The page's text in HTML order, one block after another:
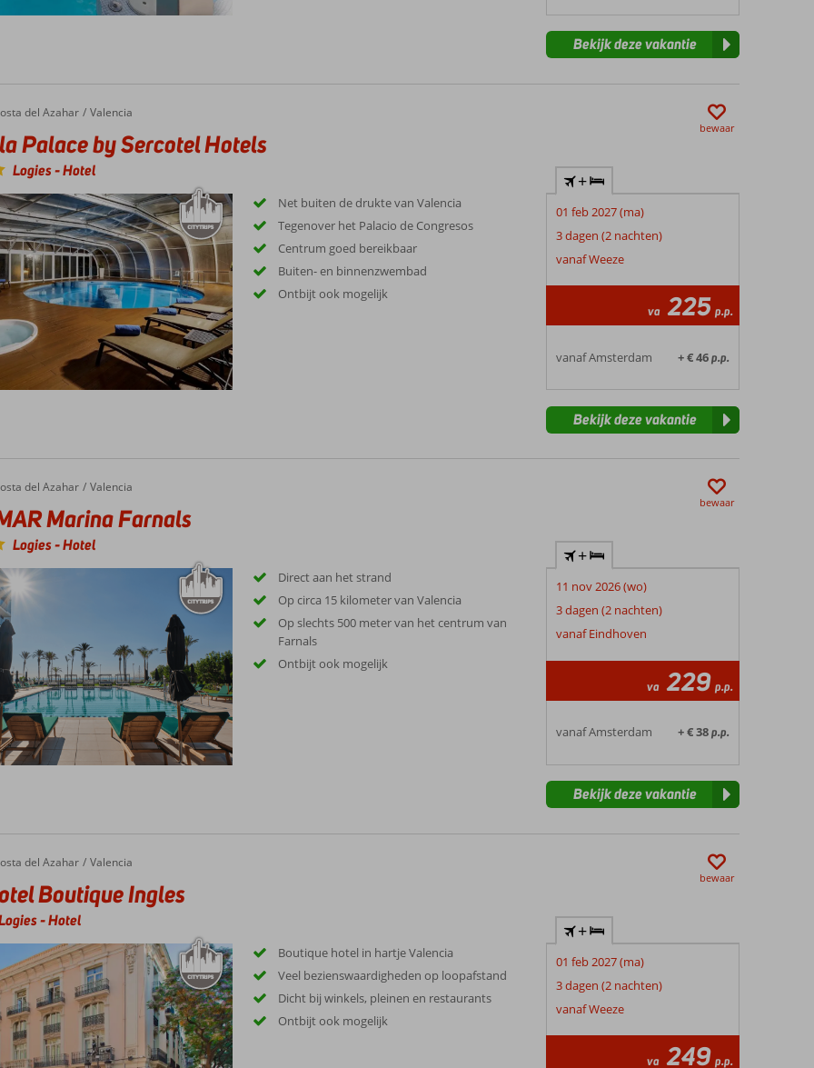
Bekijk deze vakantie
del Azahar Valencia
Palace by Sercotel Hotels
Logies-Hotel
bewaar
Net buiten de drukte van Valencia
Tegenover het Palacio de Congresos
Centrum goed bereikbaar
Buiten- en binnenzwembad
Ontbijt ook mogelijk
+
01 feb 2027 (ma)
3 dagen (2 nachten)
vanaf Weeze
va 225 p.p.
vanaf Amsterdam + € 46p.p.
Bekijk deze vakantie
del Azahar Valencia
Marina Farnals
Logies-Hotel
bewaar
Direct aan het strand
Op circa 15 kilometer van Valencia
Op slechts 500 meter van het centrum van
Farnals
Ontbijt ook mogelijk
+
11 nov 2026 (wo)
3 dagen (2 nachten)
vanaf Eindhoven
va 229 p.p.
vanaf Amsterdam + € 38p.p.
Bekijk deze vakantie
del Azahar Valencia
Boutique Ingles
-Hotel
bewaar
Boutique hotel in hartje Valencia
Veel bezienswaardigheden op loopafstand
Dicht bij winkels, pleinen en restaurants
Ontbijt ook mogelijk
+
01 feb 2027 (ma)
3 dagen (2 nachten)
vanaf Weeze
va 249 p.p.